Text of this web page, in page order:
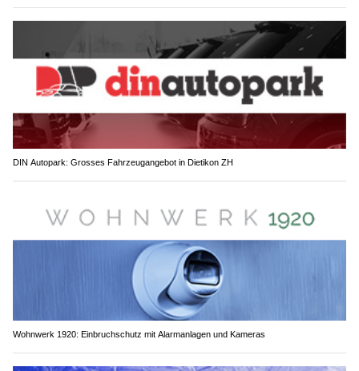
DIN Autopark: Grosses Fahrzeugangebot in Dietikon ZH
Wohnwerk 1920: Einbruchschutz mit Alarmanlagen und Kameras